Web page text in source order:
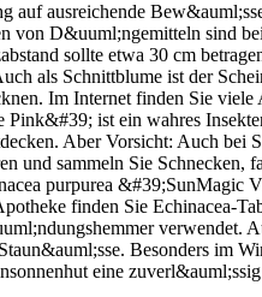
auf ausreichende
D&uuml;ngemitteln sind
sollte etwa 30 cm
als Schnittblume ist der
Im Internet finden Sie
ist ein wahres
Aber Vorsicht: Auch bei
und sammeln Sie
purpurea
finden Sie Echinacea-
verwendet.
Besonders im
eine